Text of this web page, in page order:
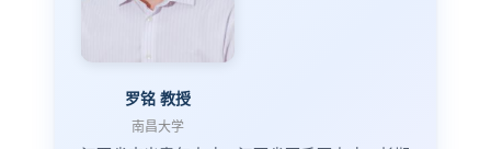
罗铭 教授
南昌大学